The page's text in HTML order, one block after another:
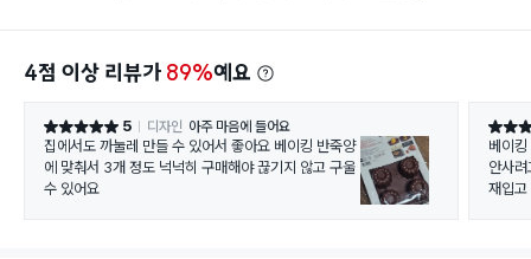
4점 이상 리뷰가 89%예요
별점 5점 5 디자인 아주 마음에 들어요
집에서도 까눌레 만들 수 있어서 좋아요 베이킹 반죽양
에 맞춰서 3개 정도 넉넉히 구매해야 끊기지 않고 구울
수 있어요
별점 5
베이
안사
재입